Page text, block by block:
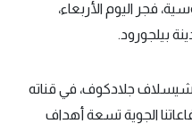
فجر اليوم الأربعاء،
بيلجورود.
جلادكوف، في قناته
الجوية تسعة أهداف